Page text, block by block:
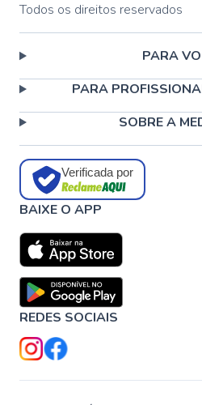
Todos os direitos reservados
PARA
PARA
SOBRE A
Verificada por
BAIXE O APP
REDES SOCIAIS